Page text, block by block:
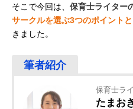
そこで今回は、 保育士ライター
サークルを選ぶ3つのポイント
きました。
保育士ラ
たまお